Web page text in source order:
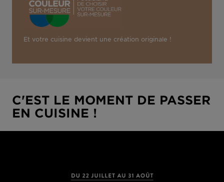
Et votre cuisine devient une création originale !
C'EST LE MOMENT DE PASSER
EN CUISINE !